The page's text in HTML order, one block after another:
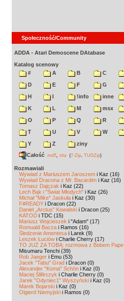
Społeczność/Community
ADDA - Atari Demoscene DAtabase
Katalog scenowy
#
A B C
D
E F G
H
I !info inne
K
L M msx
O
P Q R
T
U V W
Y
Z
ziny
Całość md5 sha (7-Zip TUGZip)
Rozmawiali
Wywiad z Mariuszem Jaroszem i Kaz (16)
Wywiad Dracona z Mr. Bacardim i Kaz (16)
Tomasz Dajczak i Kaz (22)
Lech Bąk i "Świat Młodych" i Kaz (26)
Michał "Mike" Jaskuła i Kaz (30)
F#READY i Dracon (22)
Daniel „Arctus” Kowalski i Dracon (25)
KATOD i TDC (15)
Mariusz Wojcieszek i "Adam" (17)
Romuald Bacza i Ramos (16)
Śledzenie Amentesa i Larek (9)
Leszek Łuciów i Charlie Cherry (17)
TO JUŻ ZA TOBĄ: rozmowa z Bobem Pape
Misumaru Tenchi (39)
Rob Jaeger i Emu (53)
Jacek "Tabu" Grad i Dracon (0)
Alexander "Koma" Schön i Kaz (0)
Maciej Ślifirczyk i Charlie Cherry (0)
Jarek "Odyniec1" Wyszyński i Kaz (0)
Marek Bojarski i Kaz (0)
Olgierd Niemyjski i Ramos (0)